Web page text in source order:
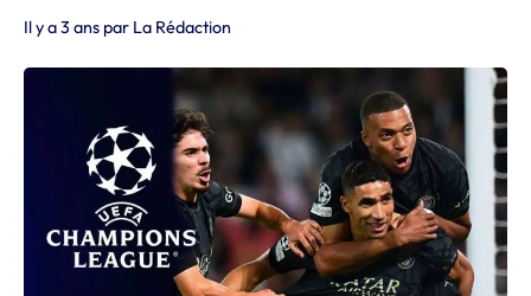
Il y a 3 ans par La Rédaction